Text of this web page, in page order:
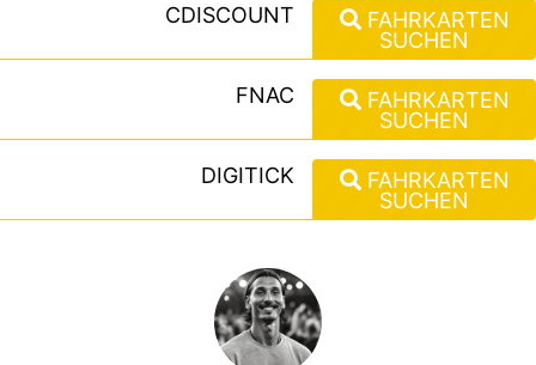
CDISCOUNT
FAHRKARTEN
SUCHEN
FNAC
FAHRKARTEN
SUCHEN
DIGITICK
FAHRKARTEN
SUCHEN